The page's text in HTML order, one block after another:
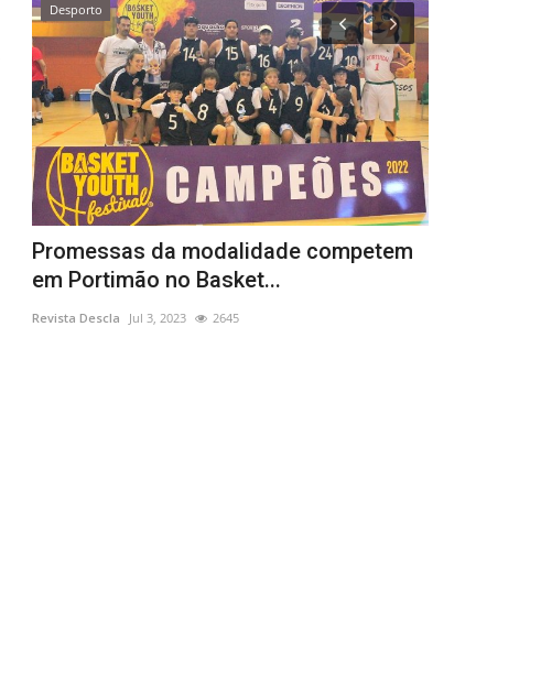
Desporto
Promessas da modalidade competem
em Portimão no Basket...
Revista Descla Jul 3, 2023 2645